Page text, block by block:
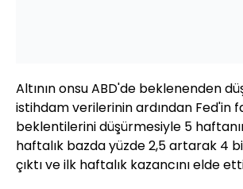
Altının onsu ABD'de beklenenden
istihdam verilerinin ardından Fed'in
beklentilerini düşürmesiyle 5
haftalık bazda yüzde 2,5 artarak 4
çıktı ve ilk haftalık kazancını elde